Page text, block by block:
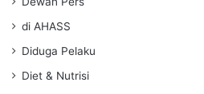
di AHASS
Diduga Pelaku
Diet & Nutrisi